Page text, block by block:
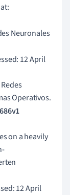
Neuronales
12 April
Operativos.
on a heavily
12 April